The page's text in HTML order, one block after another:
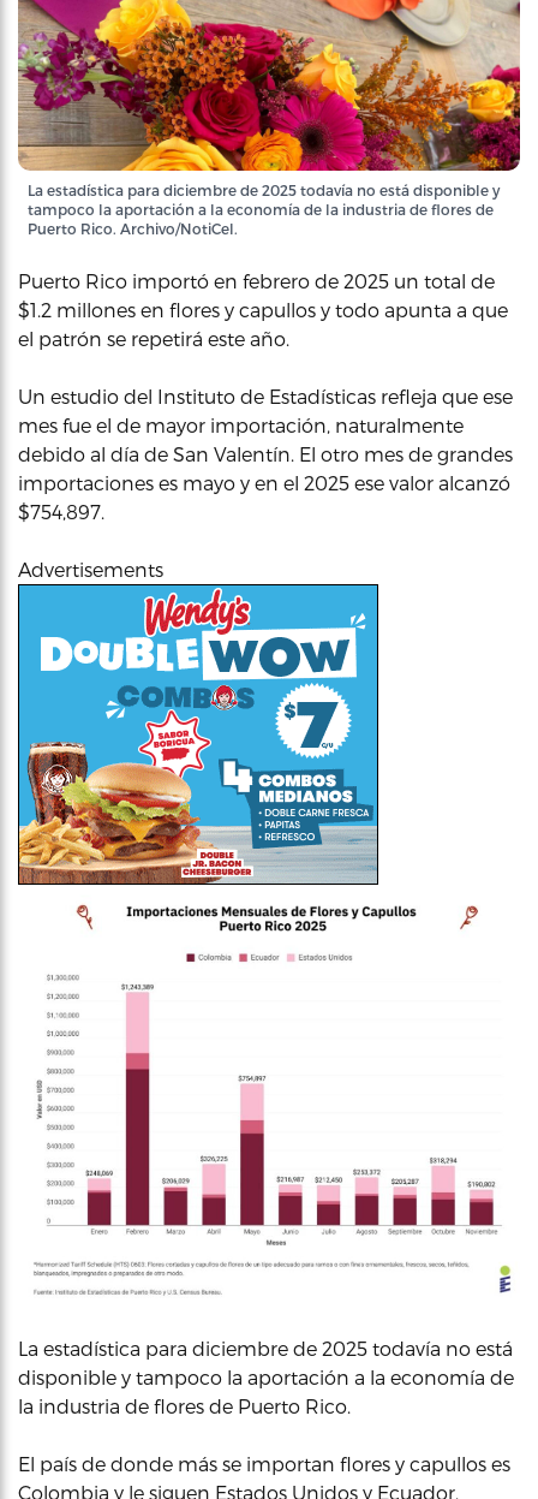
La estadística para diciembre de 2025 todavía no está disponible y
tampoco la aportación a la economía de la industria de flores de
Puerto Rico. Archivo/NotiCel.
Puerto Rico importó en febrero de 2025 un total de
$1.2 millones en flores y capullos y todo apunta a que
el patrón se repetirá este año.
Un estudio del Instituto de Estadísticas refleja que ese
mes fue el de mayor importación, naturalmente
debido al día de San Valentín. El otro mes de grandes
importaciones es mayo y en el 2025 ese valor alcanzó
$754,897.
Advertisements
La estadística para diciembre de 2025 todavía no está
disponible y tampoco la aportación a la economía de
la industria de flores de Puerto Rico.
El país de donde más se importan flores y capullos es
Colombia y le siguen Estados Unidos y Ecuador.